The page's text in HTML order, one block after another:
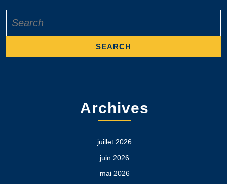
for:
Archives
juillet 2026
juin 2026
mai 2026